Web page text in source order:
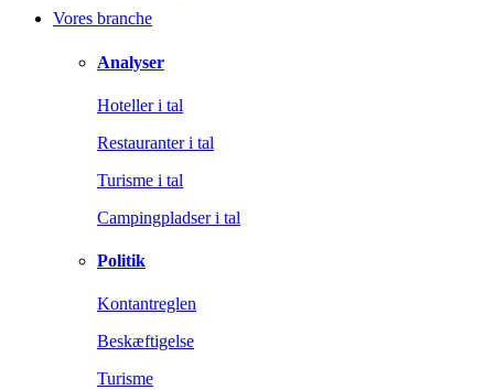
Vores branche
Analyser
Hoteller i tal
Restauranter i tal
Turisme i tal
Campingpladser i tal
Politik
Kontantreglen
Beskæftigelse
Turisme